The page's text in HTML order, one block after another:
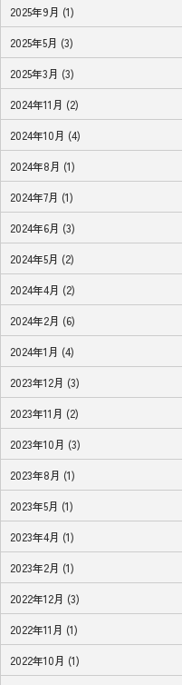
2025年9月 (1)
2025年5月 (3)
2025年3月 (3)
2024年11月 (2)
2024年10月 (4)
2024年8月 (1)
2024年7月 (1)
2024年6月 (3)
2024年5月 (2)
2024年4月 (2)
2024年2月 (6)
2024年1月 (4)
2023年12月 (3)
2023年11月 (2)
2023年10月 (3)
2023年8月 (1)
2023年5月 (1)
2023年4月 (1)
2023年2月 (1)
2022年12月 (3)
2022年11月 (1)
2022年10月 (1)